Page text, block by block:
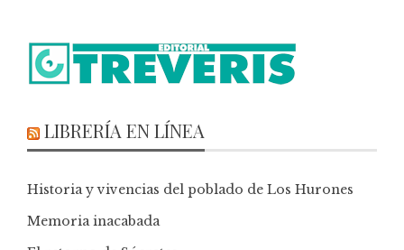
LIBRERÍA EN LÍNEA
Historia y vivencias del poblado de Los Hurones
Memoria inacabada